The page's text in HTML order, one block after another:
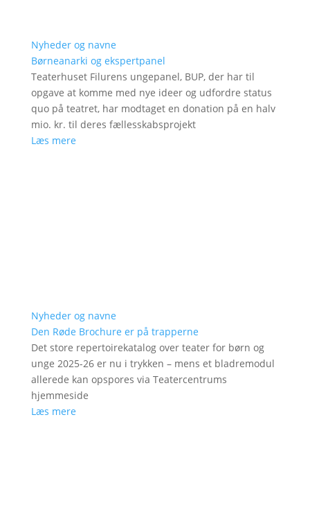
Nyheder og navne
Børneanarki og ekspertpanel
Teaterhuset Filurens ungepanel, BUP, der har til
opgave at komme med nye ideer og udfordre status
quo på teatret, har modtaget en donation på en halv
mio. kr. til deres fællesskabsprojekt
Læs mere
Nyheder og navne
Den Røde Brochure er på trapperne
Det store repertoirekatalog over teater for børn og
unge 2025-26 er nu i trykken – mens et bladremodul
allerede kan opspores via Teatercentrums
hjemmeside
Læs mere